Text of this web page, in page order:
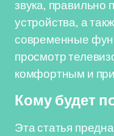
звука, правильно
устройства, а
современные
просмотр
комфортным и
Кому будет
Эта статья